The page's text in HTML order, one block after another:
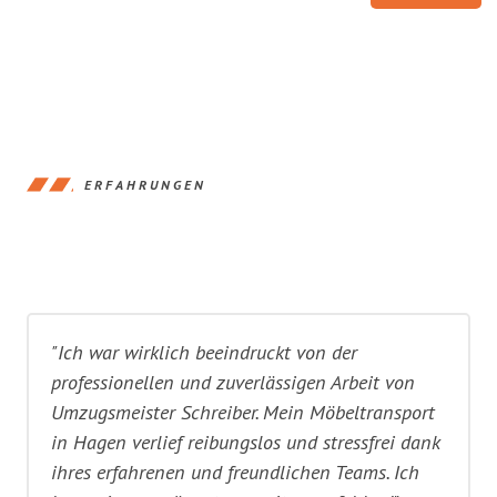
ERFAHRUNGEN
"Ich war wirklich beeindruckt von der
professionellen und zuverlässigen Arbeit von
Umzugsmeister Schreiber. Mein Möbeltransport
in Hagen verlief reibungslos und stressfrei dank
ihres erfahrenen und freundlichen Teams. Ich